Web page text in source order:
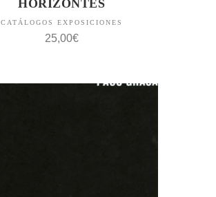
HORIZONTES
CATÁLOGOS EXPOSICIONES
25,00€